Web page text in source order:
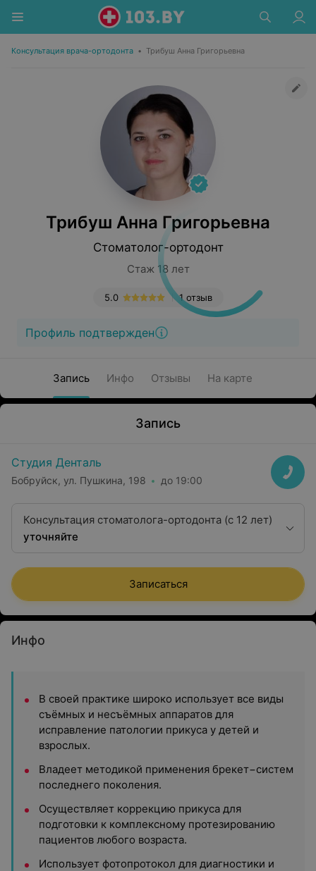
Консультация врача-ортодонта • Трибуш Анна Григорьевна
Трибуш Анна Григорьевна
Стоматолог-ортодонт
Стаж 18 лет
1 отзыв
5.0
Профиль подтвержден
Запись Инфо Отзывы На карте
Запись
Студия Денталь
Бобруйск, ул. Пушкина, 198 до 19:00
Консультация стоматолога-ортодонта (c 12 лет)
уточняйте
Записаться
Инфо
В своей практике широко использует все виды
съёмных и несъёмных аппаратов для
исправление патологии прикуса у детей и
взрослых.
Владеет методикой применения брекет−систем
последнего поколения.
Осуществляет коррекцию прикуса для
подготовки к комплексному протезированию
пациентов любого возраста.
Использует фотопротокол для диагностики и